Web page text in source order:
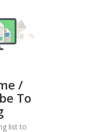
/
To
list to